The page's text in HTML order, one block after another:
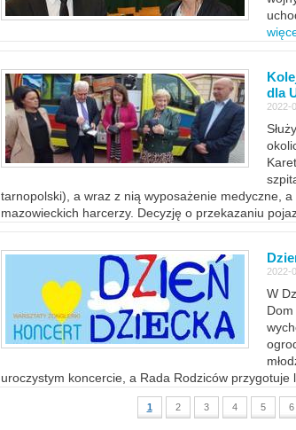
dla
2022-
tarnopolski), a wraz z nią wyposażenie medyczne,
mazowieckich harcerzy. Decyzję o przekazaniu
2022-
W
uroczystym koncercie, a Rada Rodziców przygotuje
1 2 3 4 5 6